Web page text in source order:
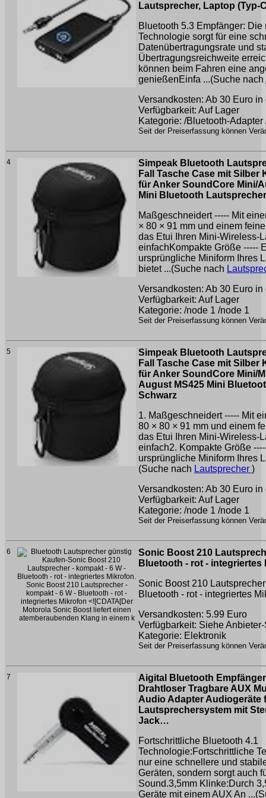
Lautsprecher, Laptop (Typ-
Bluetooth 5.3 Empfänger:
Technologie sorgt für eine
Datenübertragungsrate und
Übertragungsreichweite
können beim Fahren eine
genießenEinfa ...(Suche nach
Versandkosten: Ab 30 Euro
Verfügbarkeit: Auf Lager
Kategorie: /Bluetooth-
Seit der Preiserfassung können
4
Simpeak Bluetooth
Fall Tasche Case mit Silber
für Anker SoundCore Mini/
Mini Bluetooth
Maßgeschneidert ----- Mit
× 80 × 91 mm und einem
das Etui Ihren Mini-Wireless-
einfachKompakte Größe -----
ursprüngliche Miniform Ihres
bietet ...(Suche nach
Versandkosten: Ab 30 Euro
Verfügbarkeit: Auf Lager
Kategorie: /node 1 /node 1
Seit der Preiserfassung können
5
Simpeak Bluetooth
Fall Tasche Case mit Silber
für Anker SoundCore Mini/
August MS425 Mini
Schwarz
1. Maßgeschneidert ----- Mit
80 × 80 × 91 mm und einem
das Etui Ihren Mini-Wireless-
einfach2. Kompakte Größe
ursprüngliche Miniform Ihres
(Suche nach Lautsprecher )
Versandkosten: Ab 30 Euro
Verfügbarkeit: Auf Lager
Kategorie: /node 1 /node 1
Seit der Preiserfassung können
6
Sonic Boost 210
Bluetooth - rot - integriertes
Sonic Boost 210
Bluetooth - rot - integriertes
Versandkosten: 5.99 Euro
Verfügbarkeit: Siehe
Kategorie: Elektronik
Seit der Preiserfassung können
7
Aigital Bluetooth
Drahtloser Tragbare AUX
Audio Adapter Audiogeräte
Lautsprechersystem mit
Jack…
Fortschrittliche Bluetooth 4.1
Technologie:Fortschrittliche
nur eine schnellere und
Geräten, sondern sorgt auch
Sound.3,5mm Klinke:Durch
Geräte mit einem AUX An